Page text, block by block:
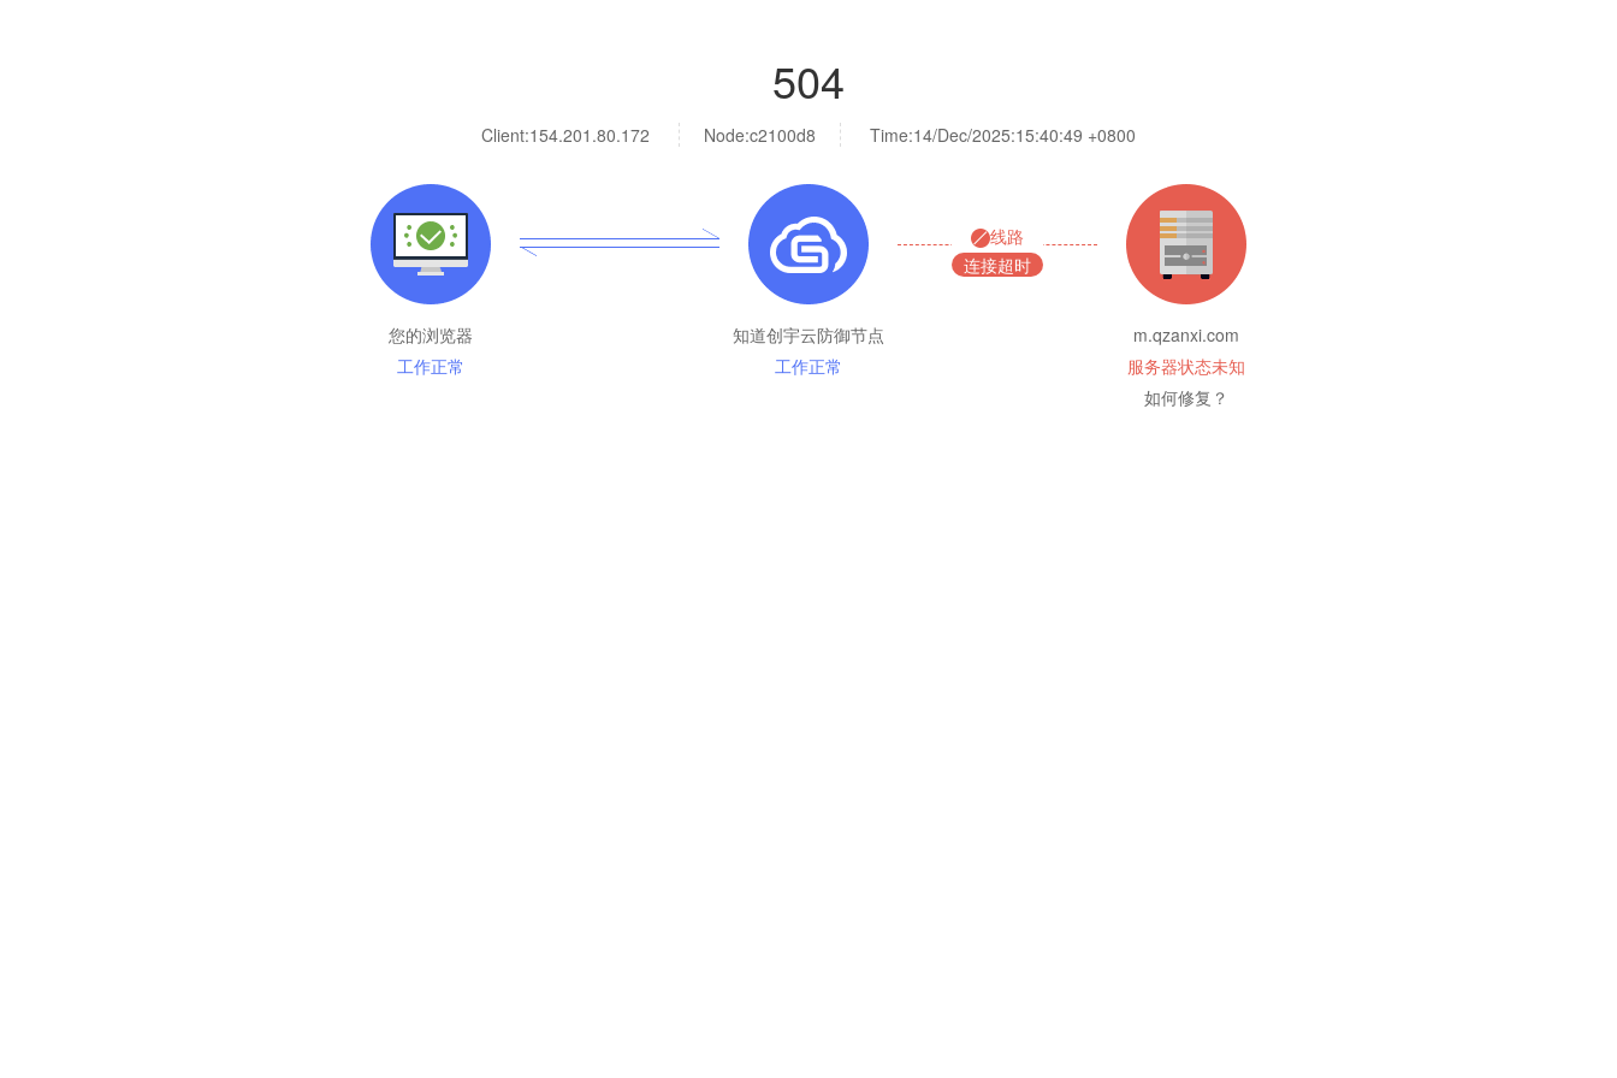
504
Client:154.201.80.172 Node:c2100d8 Time:14/Dec/2025:15:40:49 +0800
您的浏览器
工作正常
知道创宇云防御节点
工作正常
线路
连接超时
m.qzanxi.com
服务器状态未知
如何修复？